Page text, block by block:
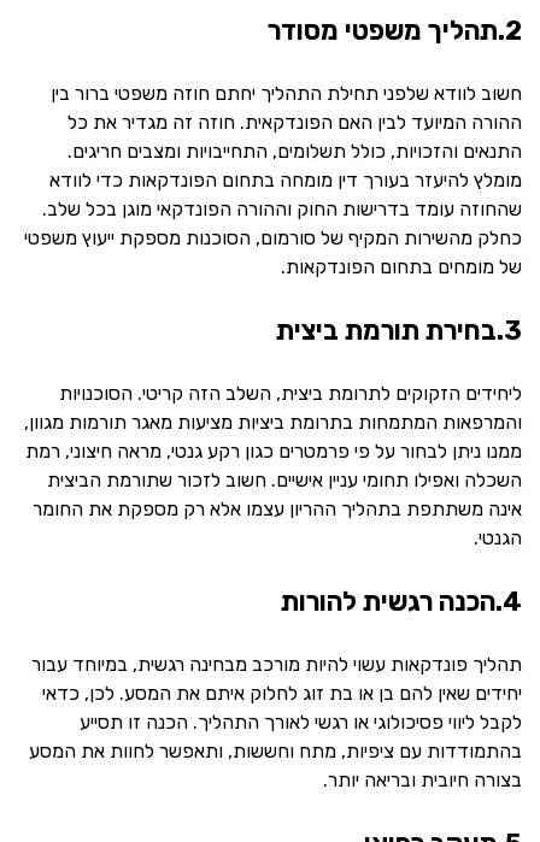
2.תהליך משפטי מסודר
חשוב לוודא שלפני תחילת התהליך יחתם חוזה משפטי ברור בין
ההורה המיועד לבין האם הפונדקאית. חוזה זה מגדיר את כל
התנאים והזכויות, כולל תשלומים, התחייבויות ומצבים חריגים.
מומלץ להיעזר בעורך דין מומחה בתחום הפונדקאות כדי לוודא
שהחוזה עומד בדרישות החוק וההורה הפונדקאי מוגן בכל שלב.
כחלק מהשירות המקיף של סורמום, הסוכנות מספקת ייעוץ משפטי
של מומחים בתחום הפונדקאות.
3.בחירת תורמת ביצית
ליחידים הזקוקים לתרומת ביצית, השלב הזה קריטי. הסוכנויות
והמרפאות המתמחות בתרומת ביציות מציעות מאגר תורמות מגוון,
ממנו ניתן לבחור על פי פרמטרים כגון רקע גנטי, מראה חיצוני, רמת
השכלה ואפילו תחומי עניין אישיים. חשוב לזכור שתורמת הביצית
אינה משתתפת בתהליך ההריון עצמו אלא רק מספקת את החומר
הגנטי.
4.הכנה רגשית להורות
תהליך פונדקאות עשוי להיות מורכב מבחינה רגשית, במיוחד עבור
יחידים שאין להם בן או בת זוג לחלוק איתם את המסע. לכן, כדאי
לקבל ליווי פסיכולוגי או רגשי לאורך התהליך. הכנה זו תסייע
בהתמודדות עם ציפיות, מתח וחששות, ותאפשר לחוות את המסע
בצורה חיובית ובריאה יותר.